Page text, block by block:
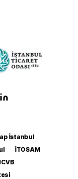
İstanbul
İTOSAM
ICVB